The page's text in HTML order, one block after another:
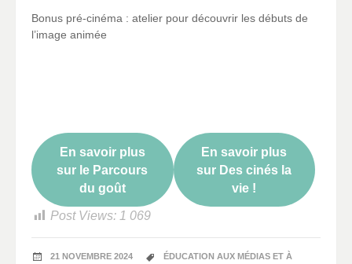
Bonus pré-cinéma : atelier pour découvrir les débuts de
l’image animée
En savoir plus
sur le Parcours
du goût
En savoir plus
sur Des cinés la
vie !
Post Views: 1 069
21 NOVEMBRE 2024
ÉDUCATION AUX MÉDIAS ET À